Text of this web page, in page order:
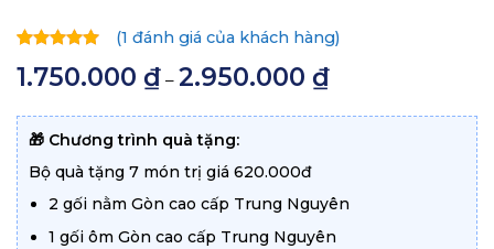
5 dựa trên
(1 đánh giá của khách hàng)
1.750.000 ₫ – 2.950.000 ₫Khoảng
1.750.000 ₫
🎁 Chương trình quà tặng:
Bộ quà tặng 7 món trị giá 620.000đ
2 gối nằm Gòn cao cấp Trung Nguyên
1 gối ôm Gòn cao cấp Trung Nguyên